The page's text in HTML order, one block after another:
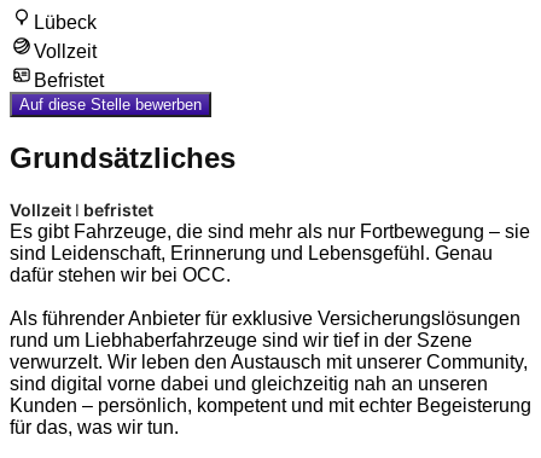
Lübeck
Vollzeit
Befristet
Auf diese Stelle bewerben
Grundsätzliches
Vollzeit I befristet
Es gibt Fahrzeuge, die sind mehr als nur Fortbewegung – sie
sind Leidenschaft, Erinnerung und Lebensgefühl. Genau
dafür stehen wir bei OCC.
Als führender Anbieter für exklusive Versicherungslösungen
rund um Liebhaberfahrzeuge sind wir tief in der Szene
verwurzelt. Wir leben den Austausch mit unserer Community,
sind digital vorne dabei und gleichzeitig nah an unseren
Kunden – persönlich, kompetent und mit echter Begeisterung
für das, was wir tun.